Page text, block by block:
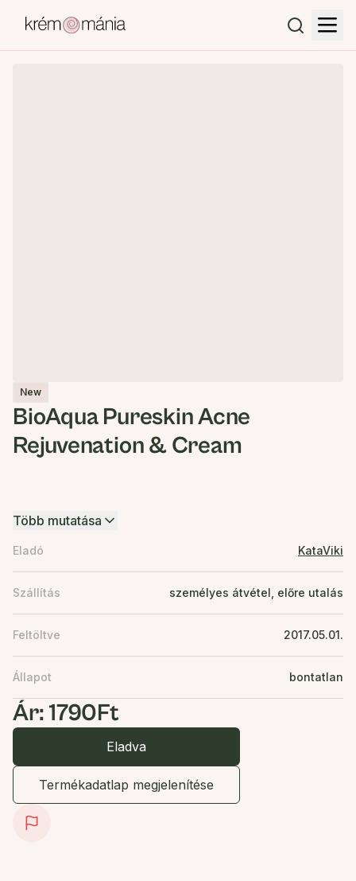
New
BioAqua Pureskin Acne
Rejuvenation & Cream
Több mutatása
Eladó KataViki
Szállítás személyes átvétel, előre utalás
Feltöltve 2017.05.01.
Állapot bontatlan
Ár: 1790Ft
Eladva
Termékadatlap megjelenítése